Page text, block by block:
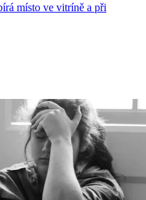
místo ve vitríně a při